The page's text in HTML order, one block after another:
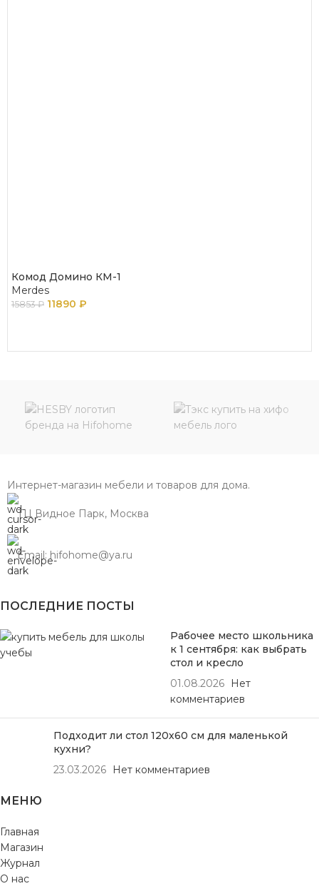
Комод Домино КМ-1
Merdes
15853₽ 11890 ₽
Интернет-магазин мебели и товаров для дома.
ТЦ Видное Парк, Москва
Email: hifohome@ya.ru
ПОСЛЕДНИЕ ПОСТЫ
Рабочее место школьника
к 1 сентября: как выбрать
стол и кресло
01.08.2026
Нет
комментариев
Подходит ли стол 120х60 см для маленькой
кухни?
23.03.2026
Нет комментариев
МЕНЮ
Главная
Магазин
Журнал
О нас